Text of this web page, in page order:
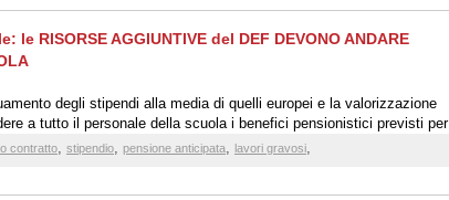
RISORSE AGGIUNTIVE del DEF DEVONO ANDARE
degli stipendi alla media di quelli europei e la valorizzazione
a tutto il personale della scuola i benefici pensionistici previsti per
contratto, stipendio, pensione anticipata, lavori gravosi,